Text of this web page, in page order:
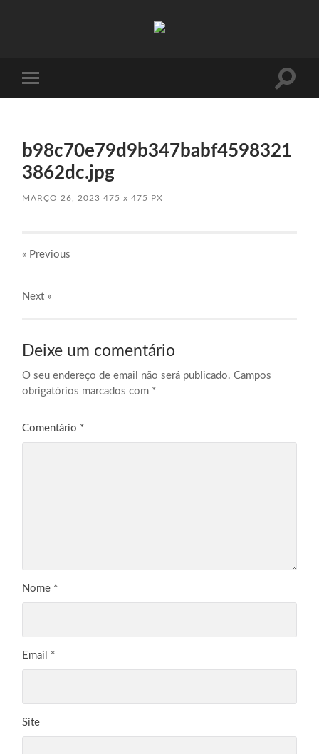
mobile
Toggle
b98c70e79d9b347babf4598321
3862dc.jpg
MARÇO 26, 2023 475x 475 PX
« Previous
Next »
Deixe um comentário
O seu endereço de email não será publicado. Campos
obrigatórios marcados com *
Comentário *
Nome *
Email *
Site